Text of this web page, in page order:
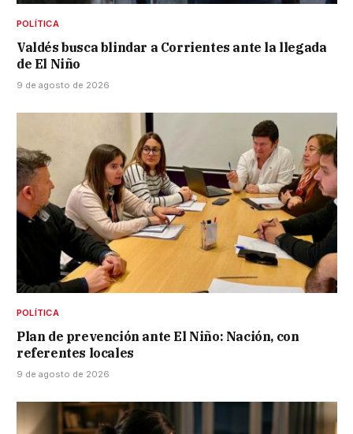
POLÍTICA
Valdés busca blindar a Corrientes ante la llegada
de El Niño
9 de agosto de 2026
POLÍTICA
Plan de prevención ante El Niño: Nación, con
referentes locales
9 de agosto de 2026